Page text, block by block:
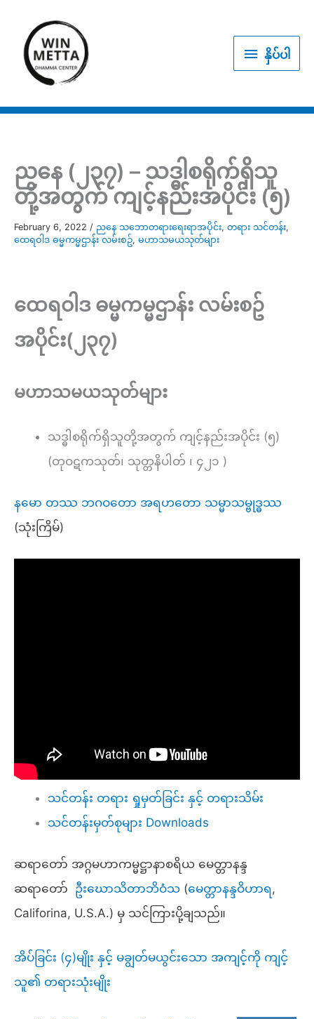
content
နှိပ် နှိပ်ပါ
ညနေ (၂၃၇) – သဒ္ဓါစရိုက်ရှိသူ
တို့အတွက် ကျင့်နည်းအပိုင်း (၅)
February 6, 2022 / ညနေ သဘောတရားရေးရာအပိုင်း, တရား သင်တန်း,
ထေရဝါဒ ဓမ္မကမ္မဌာန်း လမ်းစဥ်, မဟာသမယသုတ်များ
ထေရဝါဒ ဓမ္မကမ္မဌာန်း လမ်းစဥ်
အပိုင်း(၂၃၇)
မဟာသမယသုတ်များ
သဒ္ဓါစရိုက်ရှိသူတို့အတွက် ကျင့်နည်းအပိုင်း (၅)
(တုဝဋကသုတ်၊ သုတ္တနိပါတ် ၊ ၄၂၁ )
နမော တဿ ဘဂဝတော အရဟတော သမ္မာသမ္ဗုဒ္ဓဿ
(သုံးကြိမ်)
သင်တန်း တရား ရှုမှတ်ခြင်း နှင့် တရားသိမ်း
သင်တန်းမှတ်စုများ Downloads
ဆရာတော် အဂ္ဂမဟာကမ္မဋ္ဌာနာစရိယ မေတ္တာနန္ဒ
ဆရာတော် ဦးဃောသိတာဘိဝံသ (မေတ္တာနန္ဒဝိဟာရ,
Califorina, U.S.A.) မှ သင်ကြားပို့ချသည်။
အိပ်ခြင်း (၄)မျိုး နှင့် မချွတ်မယွင်းသော အကျင့်ကို ကျင့်
သူ၏ တရားသုံးမျိုး